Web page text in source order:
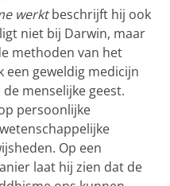
werktbeschrijft hij ook
niet bij Darwin, maar
methoden van het
geweldig medicijn
menselijke geest.
persoonlijke
Op een
laat hij zien dat de